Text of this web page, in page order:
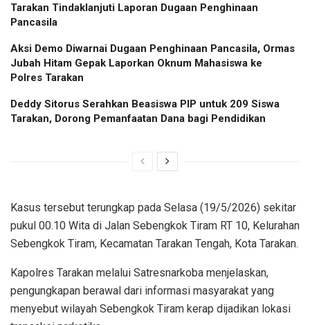
Tarakan Tindaklanjuti Laporan Dugaan Penghinaan
Pancasila
Aksi Demo Diwarnai Dugaan Penghinaan Pancasila, Ormas
Jubah Hitam Gepak Laporkan Oknum Mahasiswa ke
Polres Tarakan
Deddy Sitorus Serahkan Beasiswa PIP untuk 209 Siswa
Tarakan, Dorong Pemanfaatan Dana bagi Pendidikan
Kasus tersebut terungkap pada Selasa (19/5/2026) sekitar
pukul 00.10 Wita di Jalan Sebengkok Tiram RT 10, Kelurahan
Sebengkok Tiram, Kecamatan Tarakan Tengah, Kota Tarakan.
Kapolres Tarakan melalui Satresnarkoba menjelaskan,
pengungkapan berawal dari informasi masyarakat yang
menyebut wilayah Sebengkok Tiram kerap dijadikan lokasi